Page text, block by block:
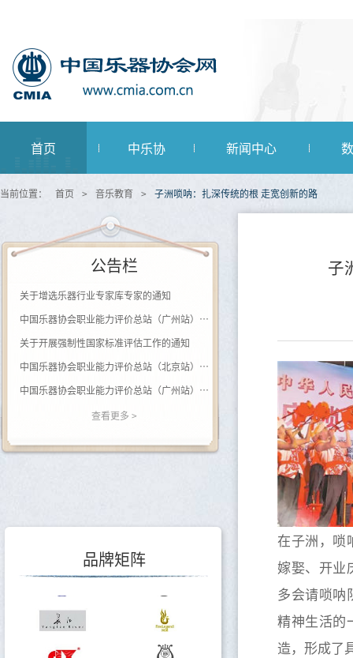
首页 中乐协 新闻中心
当前位置： 首页 > 音乐教育 > 子洲唢呐：扎深传统的根 走宽创新的路
公告栏
关于增选乐器行业专家库专家的通知
中国乐器协会职业能力评价总站（广州站） 2026年第一批《钢琴及键盘乐器制作工》登记评价通知
关于开展强制性国家标准评估工作的通知
中国乐器协会职业能力评价总站（北京站） 关于开展（黑河学院）钢琴调律师职业等级评价的通知
中国乐器协会职业能力评价总站（广州站） 2026年广西站钢琴调律师等级评价通知
关于举办乐器行业数据价值专题培训的通知
查看更多 >
品牌矩阵
子
在子洲，唢
嫁娶、开业
多会请唢呐
精神生活的
造，形成了